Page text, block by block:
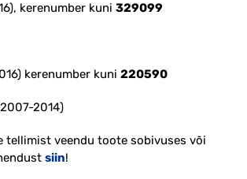
kerenumber kuni 329099
kerenumber kuni 220590
2014)
tellimist veendu toote sobivuses või
siin!